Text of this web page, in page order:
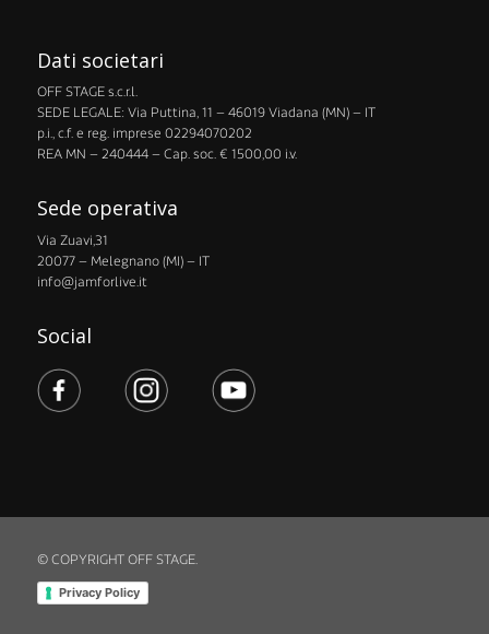
Dati societari
OFF STAGE s.c.r.l.
​SEDE LEGALE: Via Puttina, 11 – 46019 Viadana (MN) – IT
p.i., c.f. e reg. imprese 02294070202
​REA MN – 240444 – Cap. soc. € 1500,00 i.v.
Sede operativa
Via Zuavi,31
20077 – Melegnano (MI) – IT
info@jamforlive.it
Social
© COPYRIGHT OFF STAGE.
Privacy Policy